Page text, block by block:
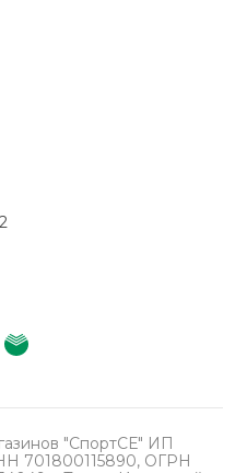
"СпортСЕ" ИП
701800115890, ОГРН